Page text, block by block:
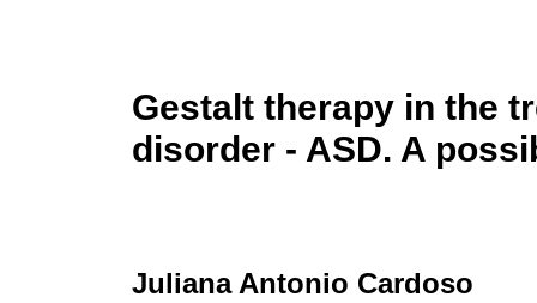
Gestalt therapy in the
disorder - ASD. A
Juliana Antonio Cardoso